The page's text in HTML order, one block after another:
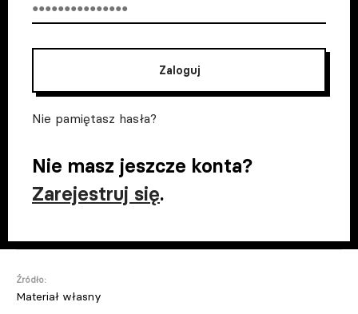
Zaloguj
Nie pamiętasz hasła?
Nie masz jeszcze konta?
Zarejestruj się.
Źródło:
Materiał własny